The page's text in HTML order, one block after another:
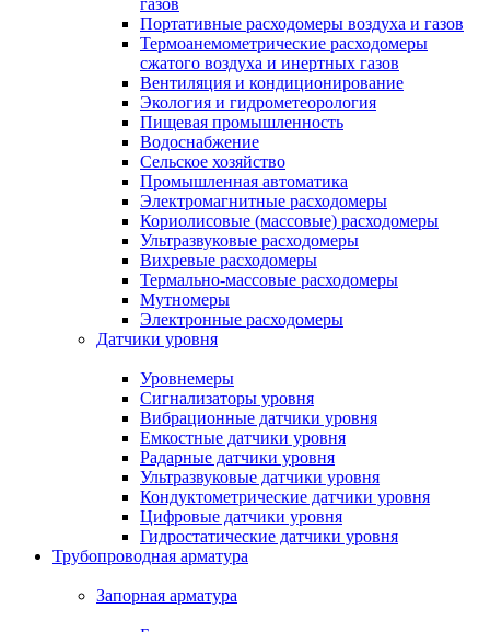
газов
Портативные расходомеры воздуха и газов
Термоанемометрические расходомеры
сжатого воздуха и инертных газов
Вентиляция и кондиционирование
Экология и гидрометеорология
Пищевая промышленность
Водоснабжение
Сельское хозяйство
Промышленная автоматика
Электромагнитные расходомеры
Кориолисовые (массовые) расходомеры
Ультразвуковые расходомеры
Вихревые расходомеры
Термально-массовые расходомеры
Мутномеры
Электронные расходомеры
Датчики уровня
Уровнемеры
Сигнализаторы уровня
Вибрационные датчики уровня
Емкостные датчики уровня
Радарные датчики уровня
Ультразвуковые датчики уровня
Кондуктометрические датчики уровня
Цифровые датчики уровня
Гидростатические датчики уровня
Трубопроводная арматура
Запорная арматура